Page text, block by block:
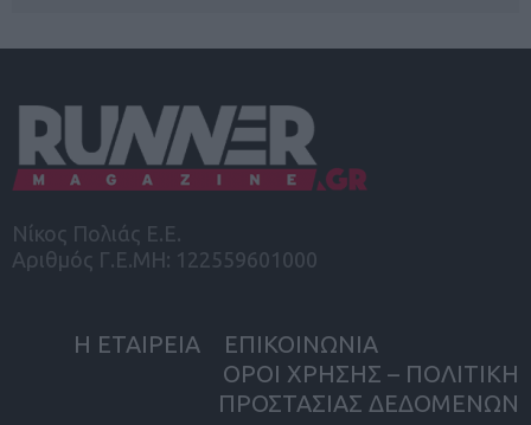
Νίκος Πολιάς Ε.Ε.
Αριθμός Γ.Ε.ΜΗ: 122559601000
Η ΕΤΑΙΡΕΙΑ
ΕΠΙΚΟΙΝΩΝΙΑ
ΟΡΟΙ ΧΡΗΣΗΣ – ΠΟΛΙΤΙΚΗ
ΠΡΟΣΤΑΣΙΑΣ ΔΕΔΟΜΕΝΩΝ